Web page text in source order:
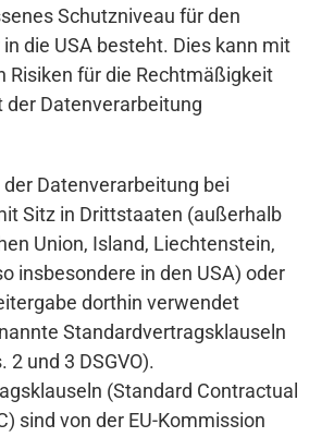
Schutzniveau für den
die USA besteht. Dies kann mit
Risiken für die Rechtmäßigkeit
der Datenverarbeitung
Datenverarbeitung bei
Sitz in Drittstaaten (außerhalb
Union, Island, Liechtenstein,
insbesondere in den USA) oder
dorthin verwendet
Standardvertragsklauseln
2 und 3 DSGVO).
(Standard Contractual
sind von der EU-Kommission